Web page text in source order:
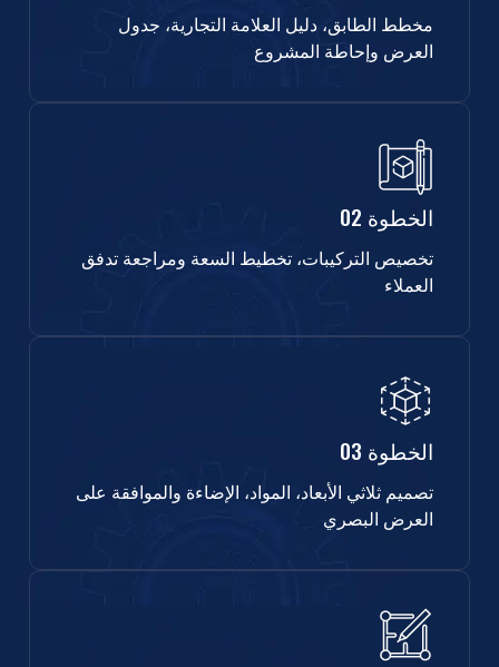
مخطط الطابق، دليل العلامة التجارية، جدول
العرض وإحاطة المشروع
الخطوة 02
تخصيص التركيبات، تخطيط السعة ومراجعة تدفق
العملاء
الخطوة 03
تصميم ثلاثي الأبعاد، المواد، الإضاءة والموافقة على
العرض البصري